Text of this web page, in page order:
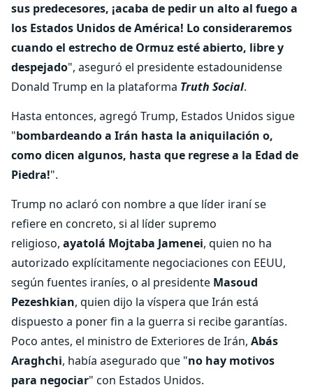
sus predecesores, ¡acaba de pedir un alto al fuego a
los Estados Unidos de América! Lo consideraremos
cuando el estrecho de Ormuz esté abierto, libre y
despejado", aseguró el presidente estadounidense
Donald Trump en la plataforma Truth Social.
Hasta entonces, agregó Trump, Estados Unidos sigue
"bombardeando a Irán hasta la aniquilación o,
como dicen algunos, hasta que regrese a la Edad de
Piedra!".
Trump no aclaró con nombre a que líder iraní se
refiere en concreto, si al líder supremo
religioso, ayatolá Mojtaba Jamenei, quien no ha
autorizado explícitamente negociaciones con EEUU,
según fuentes iraníes, o al presidente Masoud
Pezeshkian, quien dijo la víspera que Irán está
dispuesto a poner fin a la guerra si recibe garantías.
Poco antes, el ministro de Exteriores de Irán, Abás
Araghchi, había asegurado que "no hay motivos
para negociar" con Estados Unidos.